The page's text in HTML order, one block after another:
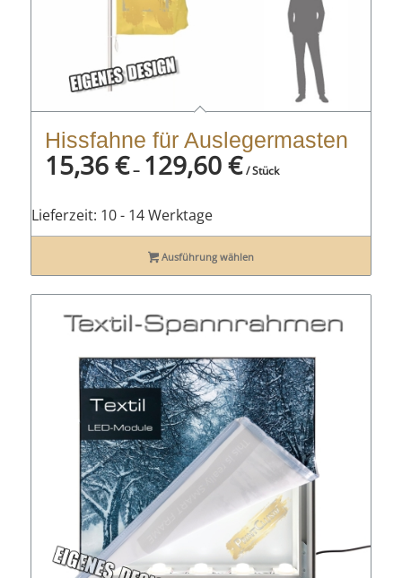
Hissfahne für Auslegermasten
15,36€– 129,60€ / Stück
Lieferzeit: 10 - 14 Werktage
Ausführung wählen